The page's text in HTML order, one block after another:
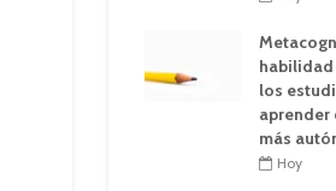
habilidad
los
aprender
más
Hoy